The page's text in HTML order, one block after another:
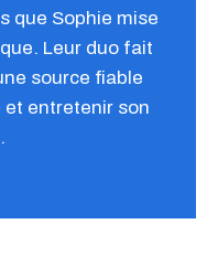
que Sophie mise
Leur duo fait
source fiable
et entretenir son